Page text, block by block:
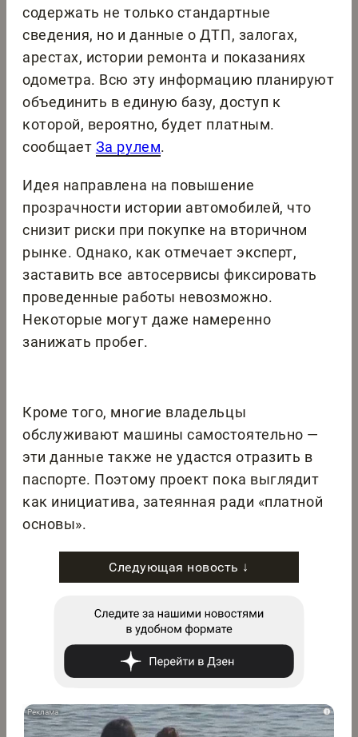
содержать не только стандартные
сведения, но и данные о ДТП, залогах,
арестах, истории ремонта и показаниях
одометра. Всю эту информацию планируют
объединить в единую базу, доступ к
которой, вероятно, будет платным.
сообщает За рулем.
Идея направлена на повышение
прозрачности истории автомобилей, что
снизит риски при покупке на вторичном
рынке. Однако, как отмечает эксперт,
заставить все автосервисы фиксировать
проведенные работы невозможно.
Некоторые могут даже намеренно
занижать пробег.
Кроме того, многие владельцы
обслуживают машины самостоятельно —
эти данные также не удастся отразить в
паспорте. Поэтому проект пока выглядит
как инициатива, затеянная ради «платной
основы».
Следующая новость ↓
i